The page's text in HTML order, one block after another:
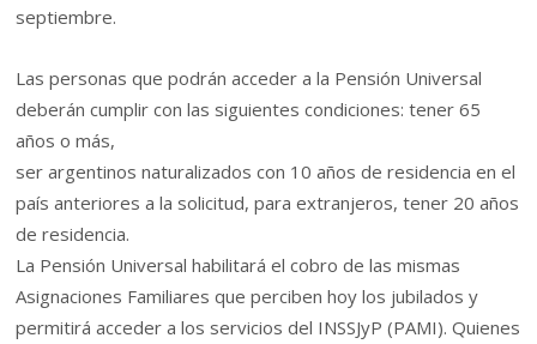
septiembre.
Las personas que podrán acceder a la Pensión Universal
deberán cumplir con las siguientes condiciones: tener 65
años o más,
ser argentinos naturalizados con 10 años de residencia en el
país anteriores a la solicitud, para extranjeros, tener 20 años
de residencia.
La Pensión Universal habilitará el cobro de las mismas
Asignaciones Familiares que perciben hoy los jubilados y
permitirá acceder a los servicios del INSSJyP (PAMI). Quienes